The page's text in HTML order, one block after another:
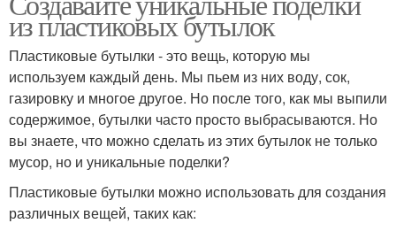
из пластиковых бутылок
Пластиковые бутылки - это вещь, которую мы
используем каждый день. Мы пьем из них воду, сок,
газировку и многое другое. Но после того, как мы выпили
содержимое, бутылки часто просто выбрасываются. Но
вы знаете, что можно сделать из этих бутылок не только
мусор, но и уникальные поделки?
Пластиковые бутылки можно использовать для создания
различных вещей, таких как: